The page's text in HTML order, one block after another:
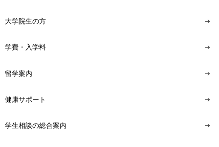
大学院生の方
学費・入学料
留学案内
健康サポート
学生相談の総合案内